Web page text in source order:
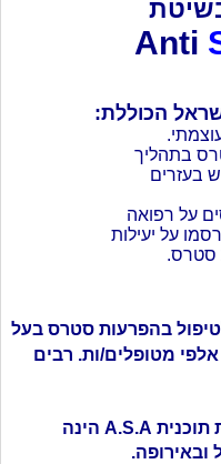
Anti
הכוללת:
על יעילות
סטרס.
בהפרעות סטרס בעל
רבים
גם השנה וכמו בשנים קודמות תוכנית A.S.A הינה
ובאירופה.